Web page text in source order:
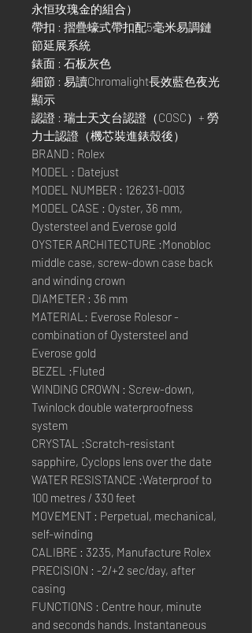
永恒玫瑰金的組合）
帶扣 : 摺疊蠔式帶扣配5毫米易調鏈
節延展系統
錶面 : 石板灰色
細節 : 易讀Chromalight長效藍色夜光
顯示
認證 : 瑞士天文台認證（COSC）+ 勞
力士認證（機芯裝進錶殼後）
BRAND : Rolex
MODEL : Datejust
MODEL NUMBER : 126231-0013
MODEL CASE : Oyster, 36 mm,
Oystersteel and Everose gold
OYSTER ARCHITECTURE :Monobloc
middle case, screw-down case back
and winding crown
DIAMETER : 36 mm
MATERIAL: Everose Rolesor -
combination of Oystersteel and
Everose gold
BEZEL :Fluted
WINDING CROWN : Screw-down,
Twinlock double waterproofness
system
CRYSTAL :Scratch-resistant
sapphire, Cyclops lens over the date
WATER RESISTANCE :Waterproof to
100 metres / 330 feet
MOVEMENT : Perpetual, mechanical,
self-winding
CALIBRE : 3235, Manufacture Rolex
PRECISION : -2/+2 sec/day, after
casing
FUNCTIONS : Centre hour, minute
and seconds hands. Instantaneous